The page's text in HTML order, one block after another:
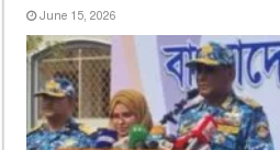
June 15, 2026